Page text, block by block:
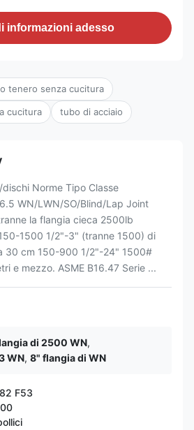
informazioni adesso
tenero senza cucitura
cucitura tubo di acciaio
Norme Tipo Classe
WN/LWN/SO/Blind/Lap Joint
la flangia cieca 2500lb
1500 1/2"-3" (tranne 1500) di
30 cm 150-900 1/2"-24" 1500#
e mezzo. ASME B16.47 Serie ...
di 2500 WN,
WN, 8" flangia di WN
F53